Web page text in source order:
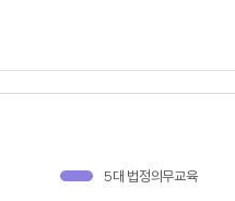
5대 법정의무교육